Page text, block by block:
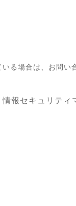
る場合は、お問い
報セキュリティ